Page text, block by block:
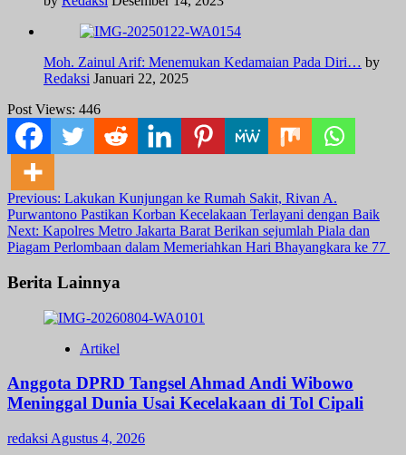
Moh. Zainul Arif: Menemukan Kedamaian Pada Diri… by
Redaksi Januari 22, 2025
Post Views: 446
Post
navigation
Previous: Lakukan Kunjungan ke Rumah Sakit, Rivan A.
Purwantono Pastikan Korban Kecelakaan Terlayani dengan Baik
Next: Kapolres Metro Jakarta Barat Berikan sejumlah Piala dan
Piagam Perlombaan dalam Memeriahkan Hari Bhayangkara ke 77
Berita Lainnya
Artikel
Anggota DPRD Tangsel Ahmad Andi Wibowo
Meninggal Dunia Usai Kecelakaan di Tol Cipali
redaksi Agustus 4, 2026